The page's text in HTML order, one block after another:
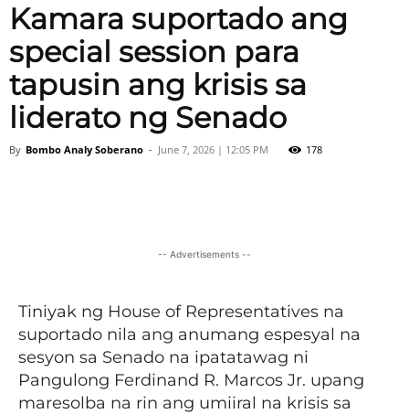
Kamara suportado ang
special session para
tapusin ang krisis sa
liderato ng Senado
By Bombo Analy Soberano - June 7, 2026 | 12:05 PM 178
-- Advertisements --
Tiniyak ng House of Representatives na
suportado nila ang anumang espesyal na
sesyon sa Senado na ipatatawag ni
Pangulong Ferdinand R. Marcos Jr. upang
maresolba na rin ang umiiral na krisis sa